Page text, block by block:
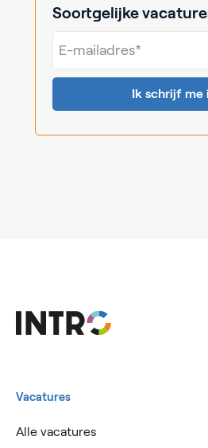
Soortgelijke
E-
mailadres*
Vacatures
Alle vacatures